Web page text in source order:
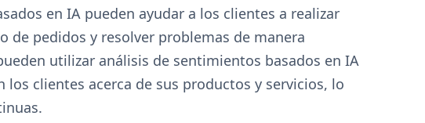
en IA pueden ayudar a los clientes a realizar
de pedidos y resolver problemas de manera
utilizar análisis de sentimientos basados en IA
clientes acerca de sus productos y servicios, lo